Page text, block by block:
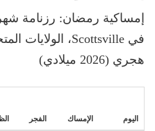
إمساكية رمضان: رزنامة
هجري (2026 ميلادي)
اليوم الإمساك الفجر